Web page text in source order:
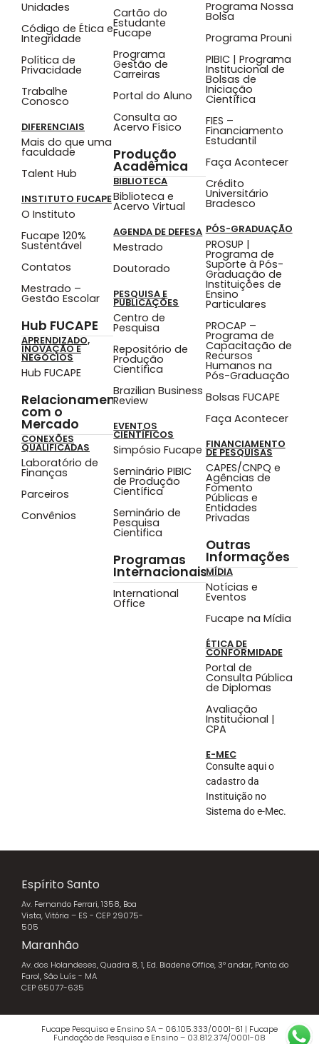
Unidades
Código de Ética e
Integridade
Política de
Privacidade
Trabalhe
Conosco
DIFERENCIAIS
Mais do que uma
faculdade
Talent Hub
INSTITUTO FUCAPE
O Instituto
Fucape 120%
Sustentável
Contatos
Mestrado –
Gestão Escolar
Hub FUCAPE
APRENDIZADO,
INOVAÇÃO E
NEGÓCIOS
Hub FUCAPE
Relacionamento
com o
Mercado
CONEXÕES
QUALIFICADAS
Laboratório de
Finanças
Parceiros
Convênios
Cartão do
Estudante
Fucape
Programa
Gestão de
Carreiras
Portal do Aluno
Consulta ao
Acervo Físico
Produção
Acadêmica
BIBLIOTECA
Biblioteca e
Acervo Virtual
AGENDA DE DEFESA
Mestrado
Doutorado
PESQUISA E
PUBLICAÇÕES
Centro de
Pesquisa
Repositório de
Produção
Científica
Brazilian Business
Review
EVENTOS
CIENTÍFICOS
Simpósio Fucape
Seminário PIBIC
de Produção
Científica
Seminário de
Pesquisa
Cientifica
Programas
Internacionais
International
Office
Programa Nossa
Bolsa
Programa Prouni
PIBIC | Programa
Institucional de
Bolsas de
Iniciação
Científica
FIES –
Financiamento
Estudantil
Faça Acontecer
Crédito
Universitário
Bradesco
PÓS-GRADUAÇÃO
PROSUP |
Programa de
Suporte à Pós-
Graduação de
Instituições de
Ensino
Particulares
PROCAP –
Programa de
Capacitação de
Recursos
Humanos na
Pós-Graduação
Bolsas FUCAPE
Faça Acontecer
FINANCIAMENTO
DE PESQUISAS
CAPES/CNPQ e
Agências de
Fomento
Públicas e
Entidades
Privadas
Outras
Informações
MÍDIA
Notícias e
Eventos
Fucape na Mídia
ÉTICA DE
CONFORMIDADE
Portal de
Consulta Pública
de Diplomas
Avaliação
Institucional |
CPA
E-MEC
Consulte aqui o
cadastro da
Instituição no
Sistema do e-Mec.
Espírito Santo
Av. Fernando Ferrari, 1358, Boa
Vista, Vitória – ES - CEP 29075-
505
Maranhão
Av. dos Holandeses, Quadra 8, 1, Ed. Biadene Office, 3º andar, Ponta do
Farol, São Luís - MA
CEP 65077-635
Fucape Pesquisa e Ensino SA – 06.105.333/0001-61 | Fucape
Fundação de Pesquisa e Ensino – 03.812.374/0001-08